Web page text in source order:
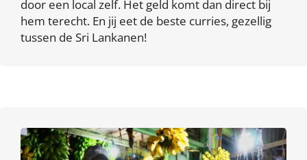
door een local zelf. Het geld komt dan direct bij
hem terecht. En jij eet de beste curries, gezellig
tussen de Sri Lankanen!